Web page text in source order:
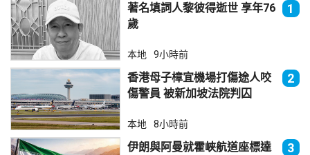
著名填詞人黎彼得逝世 享年76
歲
1
本地 9小時前
香港母子樟宜機場打傷途人咬
傷警員 被新加坡法院判囚
2
本地 8小時前
伊朗與阿曼就霍峽航道座標達
3